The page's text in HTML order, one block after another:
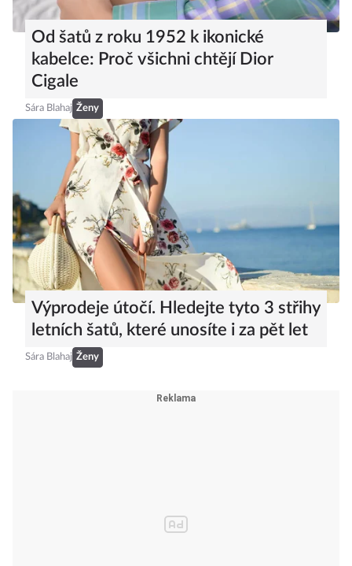
Od šatů z roku 1952 k ikonické
kabelce: Proč všichni chtějí Dior
Cigale
Sára Blahaj Ženy
Výprodeje útočí. Hledejte tyto 3 střihy
letních šatů, které unosíte i za pět let
Sára Blahaj Ženy